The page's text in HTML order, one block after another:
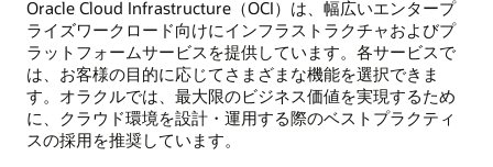
Oracle Cloud Infrastructure（OCI）は、幅広いエンタープ
ライズワークロード向けにインフラストラクチャおよびプ
ラットフォームサービスを提供しています。各サービスで
は、お客様の目的に応じてさまざまな機能を選択できま
す。オラクルでは、最大限のビジネス価値を実現するため
に、クラウド環境を設計・運用する際のベストプラクティ
スの採用を推奨しています。